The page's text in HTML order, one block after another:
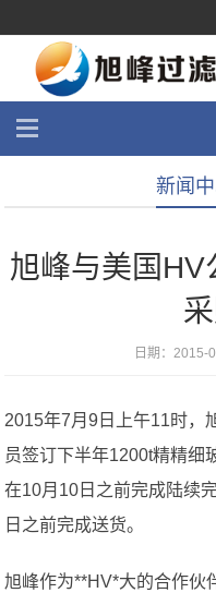
新闻
旭峰与美国HV
日期：
2015年7月9日上午11时，
员签订下半年1200t精精细
在10月10日之前完成陆续
日之前完成送货。
旭峰作为**HV*大的合作伙